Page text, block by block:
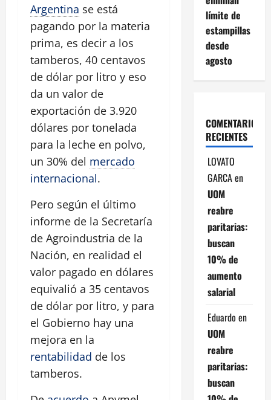
Argentina se está
pagando por la materia
prima, es decir a los
tamberos, 40 centavos
de dólar por litro y eso
da un valor de
exportación de 3.920
dólares por tonelada
para la leche en polvo,
un 30% del mercado
internacional.
Pero según el último
informe de la Secretaría
de Agroindustria de la
Nación, en realidad el
valor pagado en dólares
equivalió a 35 centavos
de dólar por litro, y para
el Gobierno hay una
mejora en la
rentabilidad de los
tamberos.
límite de
estampillas
desde
agosto
COMENTARIOS
RECIENTES
LOVATO
GARCAen
UOM
reabre
paritarias:
buscan
10% de
aumento
salarial
Eduardo en
UOM
reabre
paritarias:
buscan